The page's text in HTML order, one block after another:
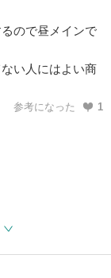
ので昼メインで
い人にはよい商
参考になった 1